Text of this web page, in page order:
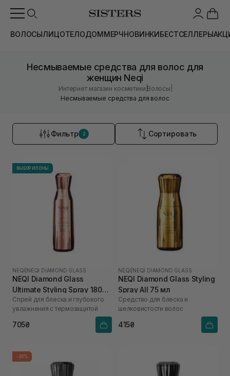
ВОЛОСЫЛИЦОТЕЛОДОММЕРЧНОВИНКИБЕСТСЕЛЛЕРЫ
Несмываемые средства для волос для
женщин Neqi
Интернет магазин косметики |Волосы
Несмываемые средства для волос
Фильтр 2 Сортировать
ВЫБОР ИЛОНЫ
NEQI NEQI DIAMOND GLASS
NEQI Diamond Glass
Ultimate Styling Spray 180
мл
Спрей для блеска и глубокого
увлажнения с термозащитой
705₴
NEQI NEQI DIAMOND GLASS
NEQI Diamond Glass Styling
Spray All 75 мл
Средство для блеска и
шелковистости волос
415₴
-20%